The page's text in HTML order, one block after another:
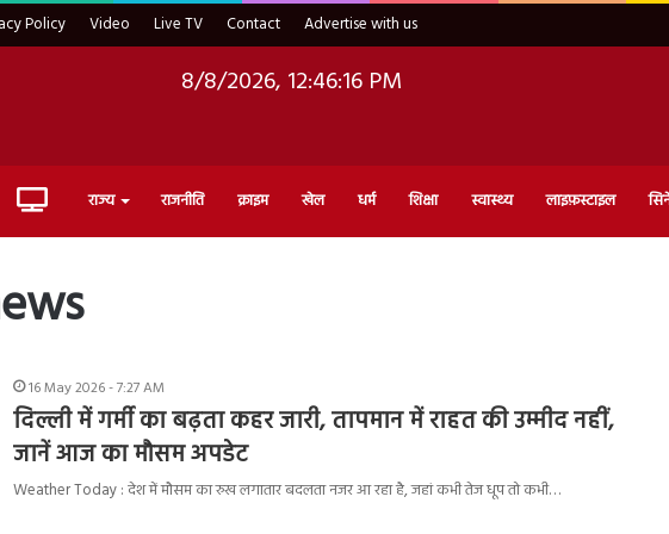
Policy Video Live TV Contact Advertise with us
8/8/2026, 12:46:17 PM
Live राज्य राजनीति क्राइम खेल धर्म शिक्षा स्वास्थ्य लाइफ़स्टाइल
16 May 2026 - 7:27 AM
दिल्ली में गर्मी का बढ़ता कहर जारी, तापमान में राहत की उम्मीद नहीं,
जानें आज का मौसम अपडेट
Weather Today : देश में मौसम का रुख लगातार बदलता नजर आ रहा है, जहां कभी तेज धूप तो कभी…